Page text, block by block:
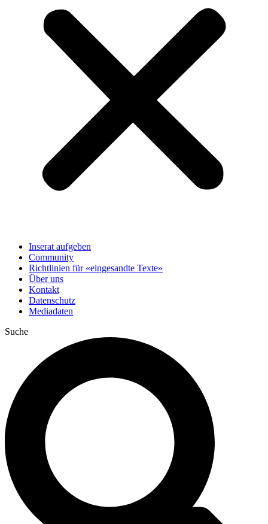
Inserat aufgeben
Community
Richtlinien für «eingesandte Texte»
Über uns
Kontakt
Datenschutz
Mediadaten
Suche